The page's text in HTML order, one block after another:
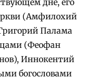
дне, его
(Амфилохий
Палама
(Феофан
Иннокентий
богословами